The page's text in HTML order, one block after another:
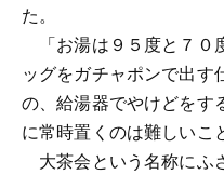
た。
「お湯は９５度と７０
ッグをガチャポンで出す
の、給湯器でやけどをす
に常時置くのは難しいこ
大茶会という名称にふ